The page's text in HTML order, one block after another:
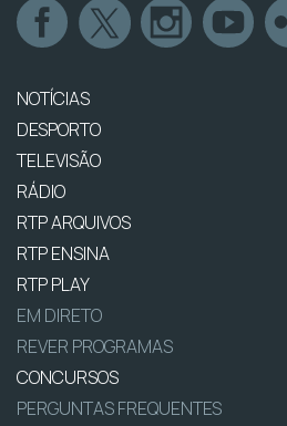
NOTÍCIAS
DESPORTO
TELEVISÃO
RÁDIO
RTP ARQUIVOS
RTP ENSINA
RTP PLAY
EM DIRETO
REVER PROGRAMAS
CONCURSOS
PERGUNTAS FREQUENTES